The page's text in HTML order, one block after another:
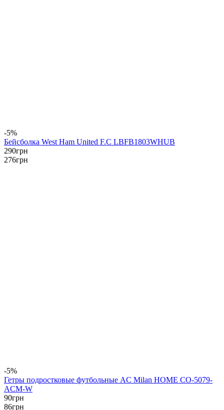
-5%
Бейсболка West Ham United F.C LBFB1803WHUB
290грн
276грн
-5%
Гетры подростковые футбольные AC Milan HOME CO-5079-
ACM-W
90грн
86грн